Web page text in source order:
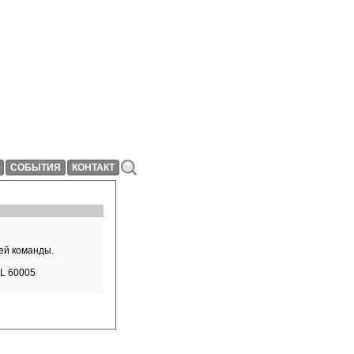
СОБЫТИЯ КОНТАКТ
команды.
60005